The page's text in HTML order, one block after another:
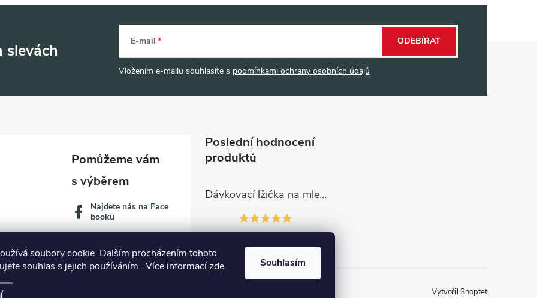
soubory cookie. Dalším procházením tohoto
souhlas s jejich používáním.. Více informacízde. Souhlasím
slevách E-mail
Vložením e-mailu souhlasíte s podmínkami ochrany osobních údajů
ODEBÍRAT
Najdete nás na Face
booku
Poslední hodnocení
produktů
Dávkovací lžička na mletou kávu 53132C8134
Vytvořil Shoptet